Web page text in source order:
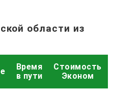
области из
Время
в пути
Стоимость
Эконом